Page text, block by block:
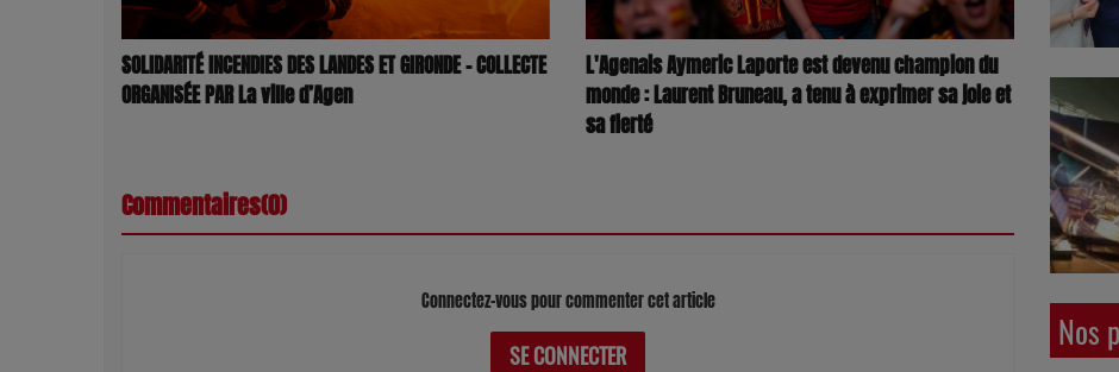
SOLIDARITÉ INCENDIES DES LANDES ET GIRONDE – COLLECTE
ORGANISÉE PAR La ville d’Agen
L'Agenais Aymeric Laporte est devenu champion du
monde : Laurent Bruneau, a tenu à exprimer sa joie et
sa fierté
Commentaires(0)
Connectez-vous pour commenter cet article
SE CONNECTER
Nos